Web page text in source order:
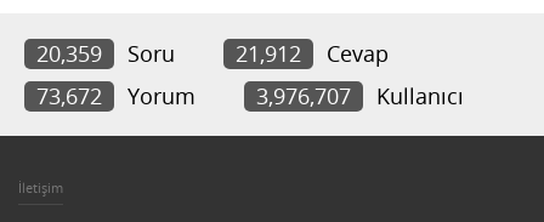
20,359 Soru 21,912
Cevap
73,672
Yorum 3,976,707 Kullanıcı
İletişim